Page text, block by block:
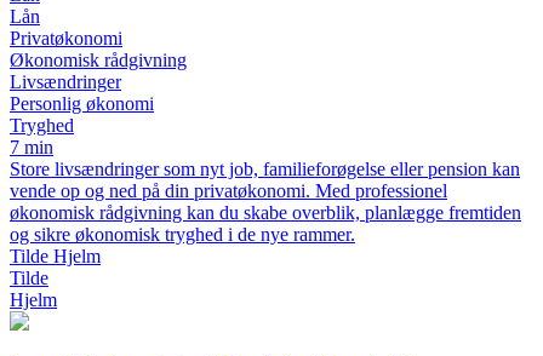
Lån
Privatøkonomi
Økonomisk rådgivning
Livsændringer
Personlig økonomi
Tryghed
7 min
Store livsændringer som nyt job, familieforøgelse eller pension kan
vende op og ned på din privatøkonomi. Med professionel
økonomisk rådgivning kan du skabe overblik, planlægge fremtiden
og sikre økonomisk tryghed i de nye rammer.
Tilde Hjelm
Tilde
Hjelm